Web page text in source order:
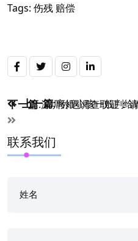
Tags: 伤残 赔偿
Post
navigation
上一篇:离婚小孩一般判给
下一篇:深圳外遇调查取证：
联系我们